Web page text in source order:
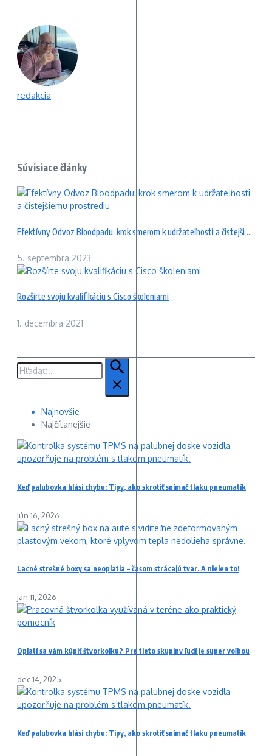
redakcia
Súvisiace články
Efektívny Odvoz Bioodpadu: krok smerom k udržateľnosti a čistejši ...
5. septembra 2023
Rozšírte svoju kvalifikáciu s Cisco školeniami
1. decembra 2021
Hľadať:
Najnovšie
Najčítanejšie
Keď palubovka hlási chybu: Tipy, ako skrotiť snímač tlaku pneumatík
jún 16, 2026
Lacné strešné boxy sa neoplatia – časom strácajú tvar. A nielen to!
jan 11, 2026
Oplatí sa vám kúpiť štvorkolku? Pre tieto skupiny ľudí je super voľbou
dec 14, 2025
Keď palubovka hlási chybu: Tipy, ako skrotiť snímač tlaku pneumatík